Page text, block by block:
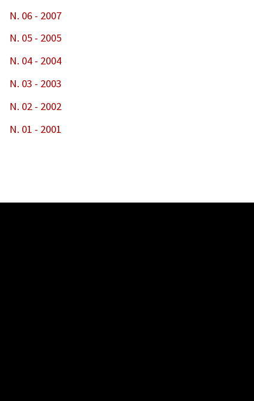
N. 06 - 2007
N. 05 - 2005
N. 04 - 2004
N. 03 - 2003
N. 02 - 2002
N. 01 - 2001